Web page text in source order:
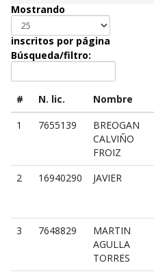
Mostrando
inscritos por página
Búsqueda/filtro:
# N. lic. Nombre
1
7655139
BREOGAN
CALVIÑO
FROIZ
2
16940290 JAVIER
3
7648829
MARTIN
AGULLA
TORRES